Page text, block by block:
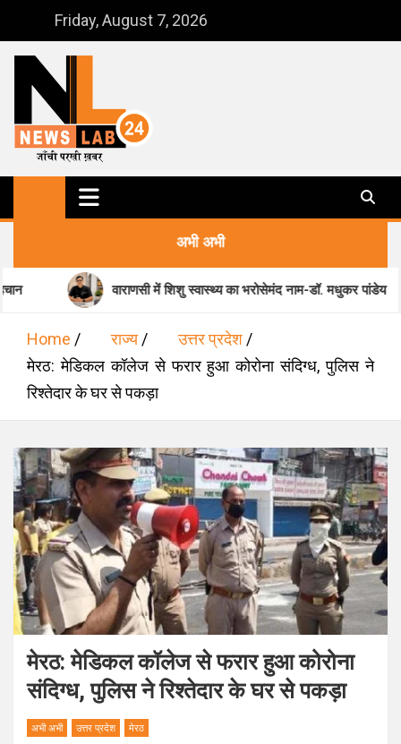
content
Friday, August 7, 2026
NewsLab24
जाँची परखी ख़बर
अभी अभी
वाराणसी में शिशु स्वास्थ्य का भरोसेमंद नाम-डॉ. मधुकर पांडेय
Home राज्य
उत्तर प्रदेश
मेरठ: मेडिकल कॉलेज से फरार हुआ कोरोना संदिग्ध, पुलिस ने
रिश्तेदार के घर से पकड़ा
मेरठ: मेडिकल कॉलेज से फरार हुआ कोरोना
संदिग्ध, पुलिस ने रिश्तेदार के घर से पकड़ा
अभी अभी उत्तर प्रदेश मेरठ